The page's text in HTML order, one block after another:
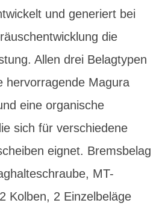
und generiert bei
die
Allen drei Belagtypen
hervorragende Magura
eine organische
sich für verschiedene
eignet. Bremsbelag
MT-
Kolben, 2 Einzelbeläge